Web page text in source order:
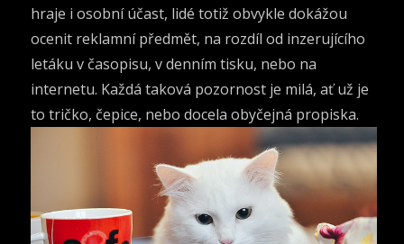
hraje i osobní účast, lidé totiž obvykle dokážou
ocenit reklamní předmět, na rozdíl od inzerujícího
letáku v časopisu, v denním tisku, nebo na
internetu. Každá taková pozornost je milá, ať už je
to tričko, čepice, nebo docela obyčejná propiska.